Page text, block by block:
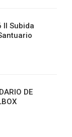
II Subida
DE